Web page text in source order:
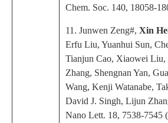
Chem. Soc. 140, 18058-
11. Junwen Zeng#, Xin He
Erfu Liu, Yuanhui Sun,
Tianjun Cao, Xiaowei
Zhang, Shengnan Yan,
Wang, Kenji Watanabe,
David J. Singh, Lijun
Nano Lett. 18, 7538-7545